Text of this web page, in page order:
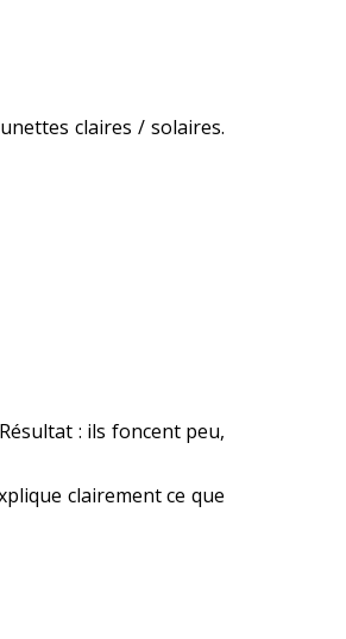
claires / solaires.
: ils foncent peu,
clairement ce que